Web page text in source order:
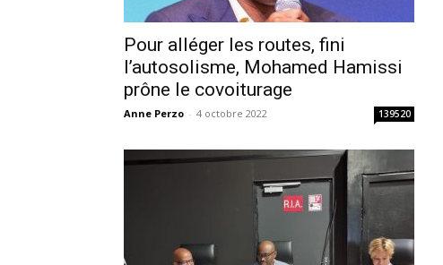
Pour alléger les routes, fini
l’autosolisme, Mohamed Hamissi
prône le covoiturage
Anne Perzo - 4 octobre 2022 139520